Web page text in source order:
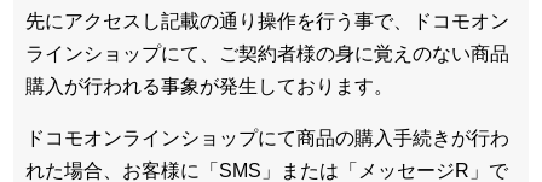
先にアクセスし記載の通り操作を行う事で、ドコモオン
ラインショップにて、ご契約者様の身に覚えのない商品
購入が行われる事象が発生しております。
ドコモオンラインショップにて商品の購入手続きが行わ
れた場合、お客様に「SMS」または「メッセージR」で